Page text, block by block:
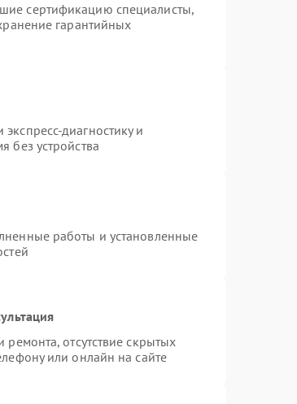
сертификацию специалисты,
гарантийных
диагностику и
без устройства
работы и установленные
отсутствие скрытых
или онлайн на сайте